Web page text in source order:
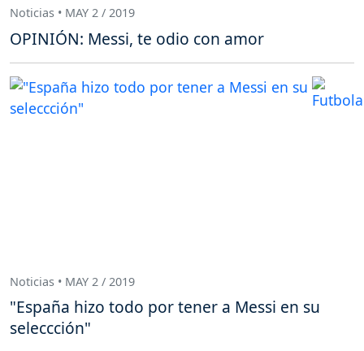
Noticias • MAY 2 / 2019
OPINIÓN: Messi, te odio con amor
Noticias • MAY 2 / 2019
"España hizo todo por tener a Messi en su
seleccción"